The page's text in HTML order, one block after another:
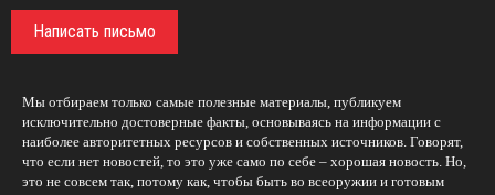
Написать письмо
Мы отбираем только самые полезные материалы, публикуем
исключительно достоверные факты, основываясь на информации с
наиболее авторитетных ресурсов и собственных источников. Говорят,
что если нет новостей, то это уже само по себе – хорошая новость. Но,
это не совсем так, потому как, чтобы быть во всеоружии и готовым